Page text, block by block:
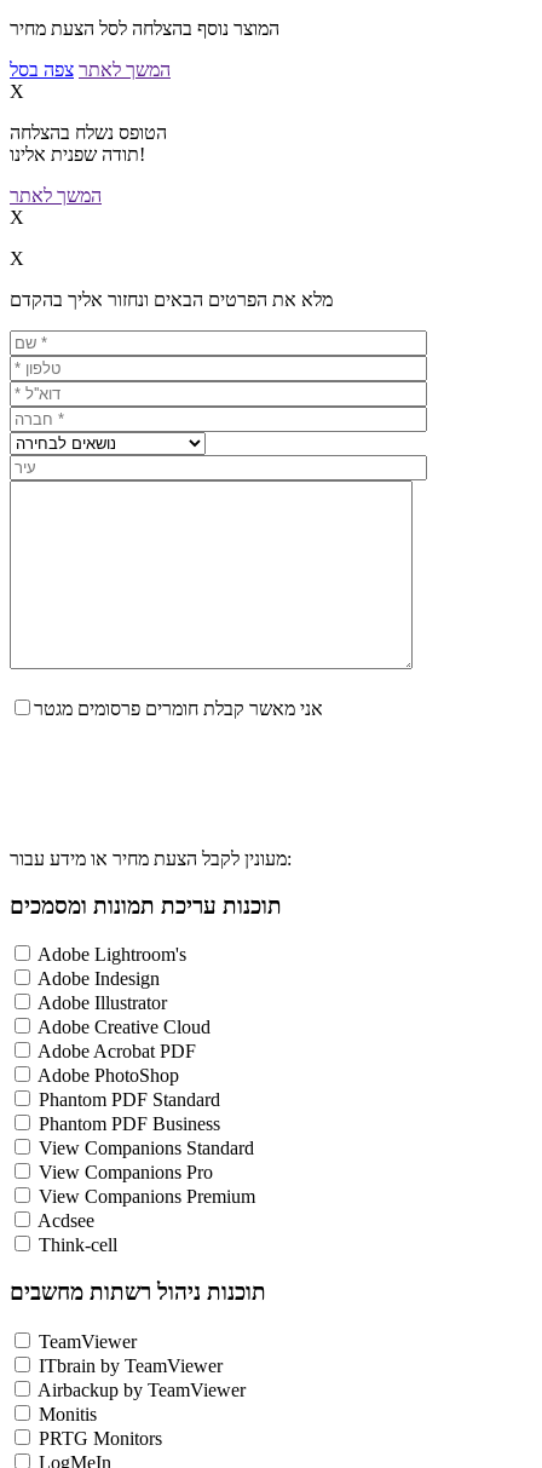
המוצר נוסף בהצלחה לסל הצעת מחיר
המשך לאתר צפה בסל
X
הטופס נשלח בהצלחה
תודה שפנית אלינו!
המשך לאתר
X
X
מלא את הפרטים הבאים ונחזור אליך בהקדם
אני מאשר קבלת חומרים פרסומים מגטר
מעונין לקבל הצעת מחיר או מידע עבור:
תוכנות עריכת תמונות ומסמכים
Adobe Lightroom's
Adobe Indesign
Adobe Illustrator
Adobe Creative Cloud
Adobe Acrobat PDF
Adobe PhotoShop
Phantom PDF Standard
Phantom PDF Business
View Companions Standard
View Companions Pro
View Companions Premium
Acdsee
Think-cell
תוכנות ניהול רשתות מחשבים
TeamViewer
ITbrain by TeamViewer
Airbackup by TeamViewer
Monitis
PRTG Monitors
LogMeIn